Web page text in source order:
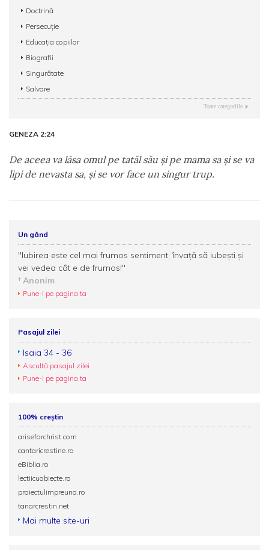
Doctrină
Persecuție
Educația copiilor
Biografii
Singurătate
Salvare
Toate categoriile
GENEZA 2:24
De aceea va lăsa omul pe tatăl său şi pe mama sa şi se va
lipi de nevasta sa, şi se vor face un singur trup.
Un gând
"Iubirea este cel mai frumos sentiment; învaţă să iubeşti şi
vei vedea cât e de frumos!"
Anonim
Pune-l pe pagina ta
Pasajul zilei
Isaia 34 - 36
Ascultă pasajul zilei
Pune-l pe pagina ta
100% creștin
ariseforchrist.com
cantaricrestine.ro
eBiblia.ro
lectiicuobiecte.ro
proiectulimpreuna.ro
tanarcrestin.net
Mai multe site-uri